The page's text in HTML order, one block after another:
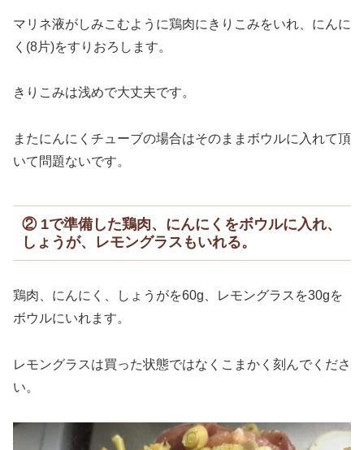
マリネ液がしみこむように鶏肉にきりこみをいれ、にんに
く(8片)をすりおろします。
きりこみは浅めで大丈夫です。
またにんにくチューブの場合はそのままボウルに入れて頂
いて問題ないです。
② 1で準備した鶏肉、にんにくをボウルに入れ、
しょうが、レモングラスもいれる。
鶏肉、にんにく、しょうがを60g、レモングラスを30gを
ボウルにいれます。
レモングラスは買った状態ではなくこまかく刻んでくださ
い。